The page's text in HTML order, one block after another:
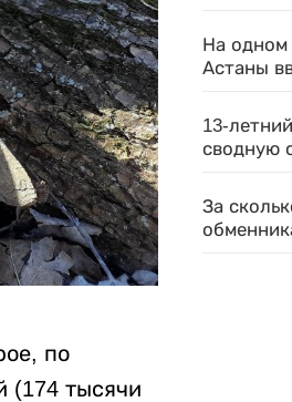
по
(174 тысячи
На одном
Астаны
13-
сводную
За